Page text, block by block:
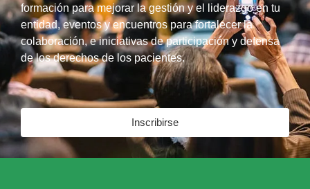
formación para mejorar la gestión y el liderazgo en tu
entidad, eventos y encuentros para fortalecer la
colaboración, e iniciativas de participación y defensa
de los derechos de los pacientes.
Inscribirse